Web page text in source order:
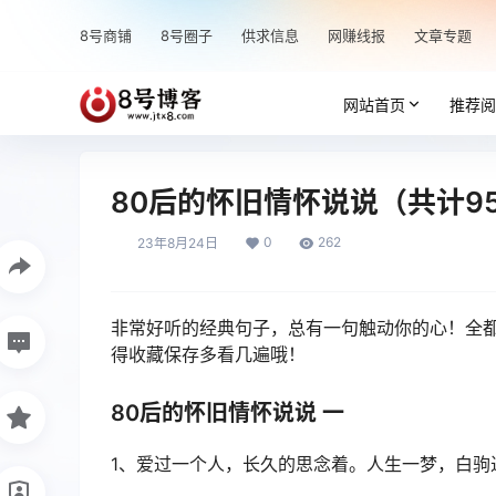
8号商铺 8号圈子 供求信息 网赚线报 文章专题
网站首页 推荐
80后的怀旧情怀说说（共计
23年8月24日 0 262
非常好听的经典句子，总有一句触动你的心！全
得收藏保存多看几遍哦！
80后的怀旧情怀说说 一
1、爱过一个人，长久的思念着。人生一梦，白